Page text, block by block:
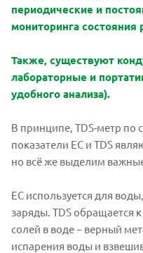
периодические и
мониторинга состояния
Также, существуют
лабораторные и
удобного анализа).
В принципе, TDS-метр по
показатели ЕС и TDS
но всё же выделим
ЕС используется для
заряды. TDS обращается
солей в воде − верный
испарения воды и